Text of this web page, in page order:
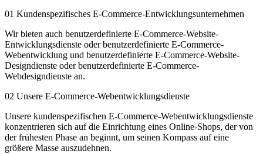
01 Kundenspezifisches E-Commerce-Entwicklungsunternehmen
Wir bieten auch benutzerdefinierte E-Commerce-Website-
Entwicklungsdienste oder benutzerdefinierte E-Commerce-
Webentwicklung und benutzerdefinierte E-Commerce-Website-
Designdienste oder benutzerdefinierte E-Commerce-
Webdesigndienste an.
02 Unsere E-Commerce-Webentwicklungsdienste
Unsere kundenspezifischen E-Commerce-Webentwicklungsdienste
konzentrieren sich auf die Einrichtung eines Online-Shops, der von
der frühesten Phase an beginnt, um seinen Kompass auf eine
größere Masse auszudehnen.